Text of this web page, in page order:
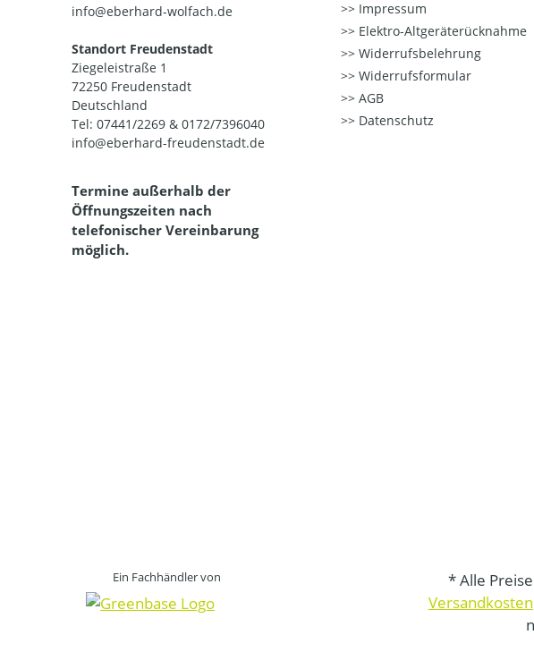
info@eberhard-wolfach.de
Standort Freudenstadt
Ziegeleistraße 1
72250 Freudenstadt
Deutschland
Tel: 07441/2269 & 0172/7396040
info@eberhard-freudenstadt.de
Termine außerhalb der
Öffnungszeiten nach
telefonischer Vereinbarung
möglich.
Impressum
Elektro-Altgeräterücknahme
Widerrufsbelehrung
Widerrufsformular
AGB
Datenschutz
Ein Fachhändler von
* Alle
Versandkosten